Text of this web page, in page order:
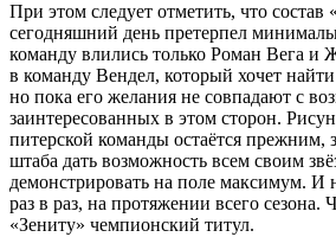
При этом следует отметить, что состав
сегодняшний день претерпел
команду влились только Роман Вега и
в команду Вендел, который хочет
но пока его желания не совпадают с
заинтересованных в этом сторон.
питерской команды остаётся прежним,
штаба дать возможность всем своим
демонстрировать на поле максимум. И
раз в раз, на протяжении всего сезона.
«Зениту» чемпионский титул.